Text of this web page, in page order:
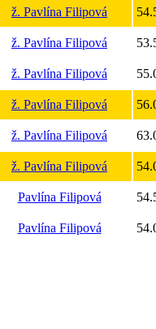
ž. Pavlína Filipová
ž. Pavlína Filipová
ž. Pavlína Filipová
ž. Pavlína Filipová
ž. Pavlína Filipová
ž. Pavlína Filipová
Pavlína Filipová
Pavlína Filipová